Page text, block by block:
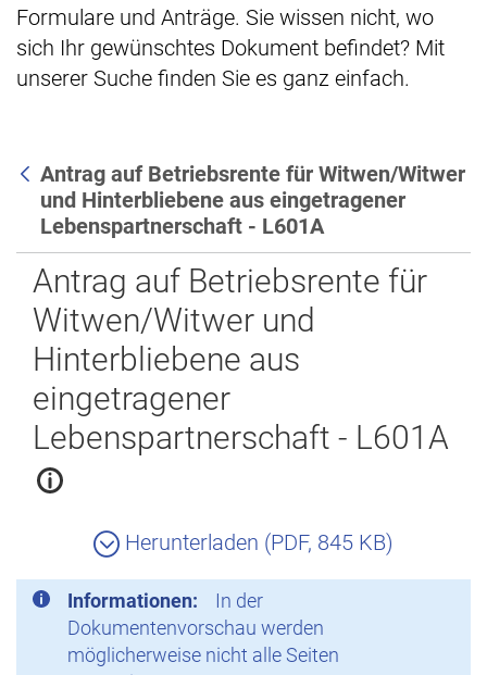
Formulare und Anträge. Sie wissen nicht, wo
sich Ihr gewünschtes Dokument befindet? Mit
unserer Suche finden Sie es ganz einfach.
Zurück
Antrag auf Betriebsrente für Witwen/Witwer
und Hinterbliebene aus eingetragener
Lebenspartnerschaft - L601A
Antrag auf Betriebsrente für
Witwen/Witwer und
Hinterbliebene aus
eingetragener
Lebenspartnerschaft - L601A
Herunterladen (PDF, 845 KB)
Informationen:
In der
Dokumentenvorschau werden
möglicherweise nicht alle Seiten